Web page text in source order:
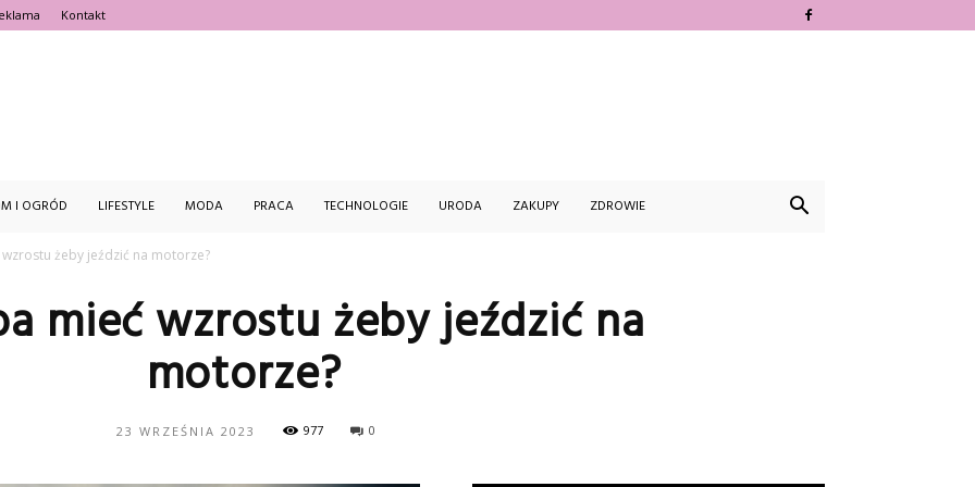
Kontakt
I OGRÓD LIFESTYLE MODA PRACA TECHNOLOGIE URODA ZAKUPY ZDROWIE
żeby jeździć na motorze?
mieć wzrostu żeby jeździć na
motorze?
23 WRZEŚNIA 2023 977 0